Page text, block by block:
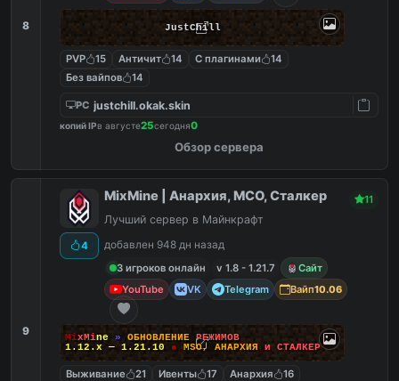
8 JustChill
PVP 15 Античит 14 С плагинами
14
Без вайпов
14
PC justchill.okak.skin
копий IPв августе25сегодня0
Обзор сервера
9
4
MixMine | Анархия, МСО, Сталкер 11
Лучший сервер в Майнкрафт
добавлен 948 дн назад
3 игроков онлайн
v 1.8 - 1.21.7
Сайт
YouTube
VK Telegram Вайп10.06
MixMine » ОБНОВЛЕНИЕ РЕЖИМОВ
1.12.x — 1.21.10
● MSO, АНАРХИЯ и СТАЛКЕР
Выживание 21 Ивенты 17 Анархия
16